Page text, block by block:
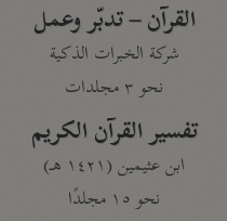
القرآن – تدبّر وعمل
شركة الخبرات الذكية
نحو ٣ مجلدات
تفسير القرآن الكريم
ابن عثيمين (١٤٢١ هـ)
نحو ١٥ مجلدًا